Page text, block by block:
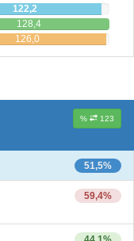
122,2
128,4
126,0
% 123
51,5%
59,4%